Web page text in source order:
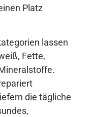
Platz
lassen
Fette,
die tägliche